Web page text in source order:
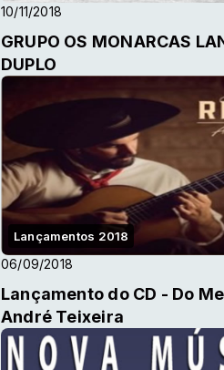
10/11/2018
GRUPO OS MONARCAS
DUPLO
Lançamentos 2018
06/09/2018
Lançamento do CD - Do
André Teixeira